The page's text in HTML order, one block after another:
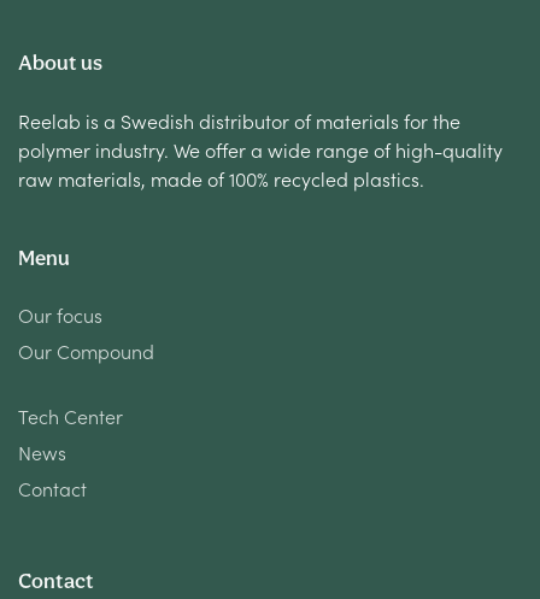
About us
Reelab is a Swedish distributor of materials for the
polymer industry. We offer a wide range of high-quality
raw materials, made of 100% recycled plastics.
Menu
Our focus
Our Compound
Tech Center
News
Contact
Contact